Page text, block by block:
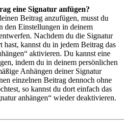
eine Signatur anfügen?
Beitrag anzufügen, musst du
den Einstellungen in deinem
Nachdem du die Signatur
hast, kannst du in jedem Beitrag das
aktivieren. Du kannst eine
indem du in deinem persönlichen
Anhängen deiner Signatur
einzelnen Beitrag dennoch ohne
so kannst du dort einfach das
anhängen“ wieder deaktivieren.